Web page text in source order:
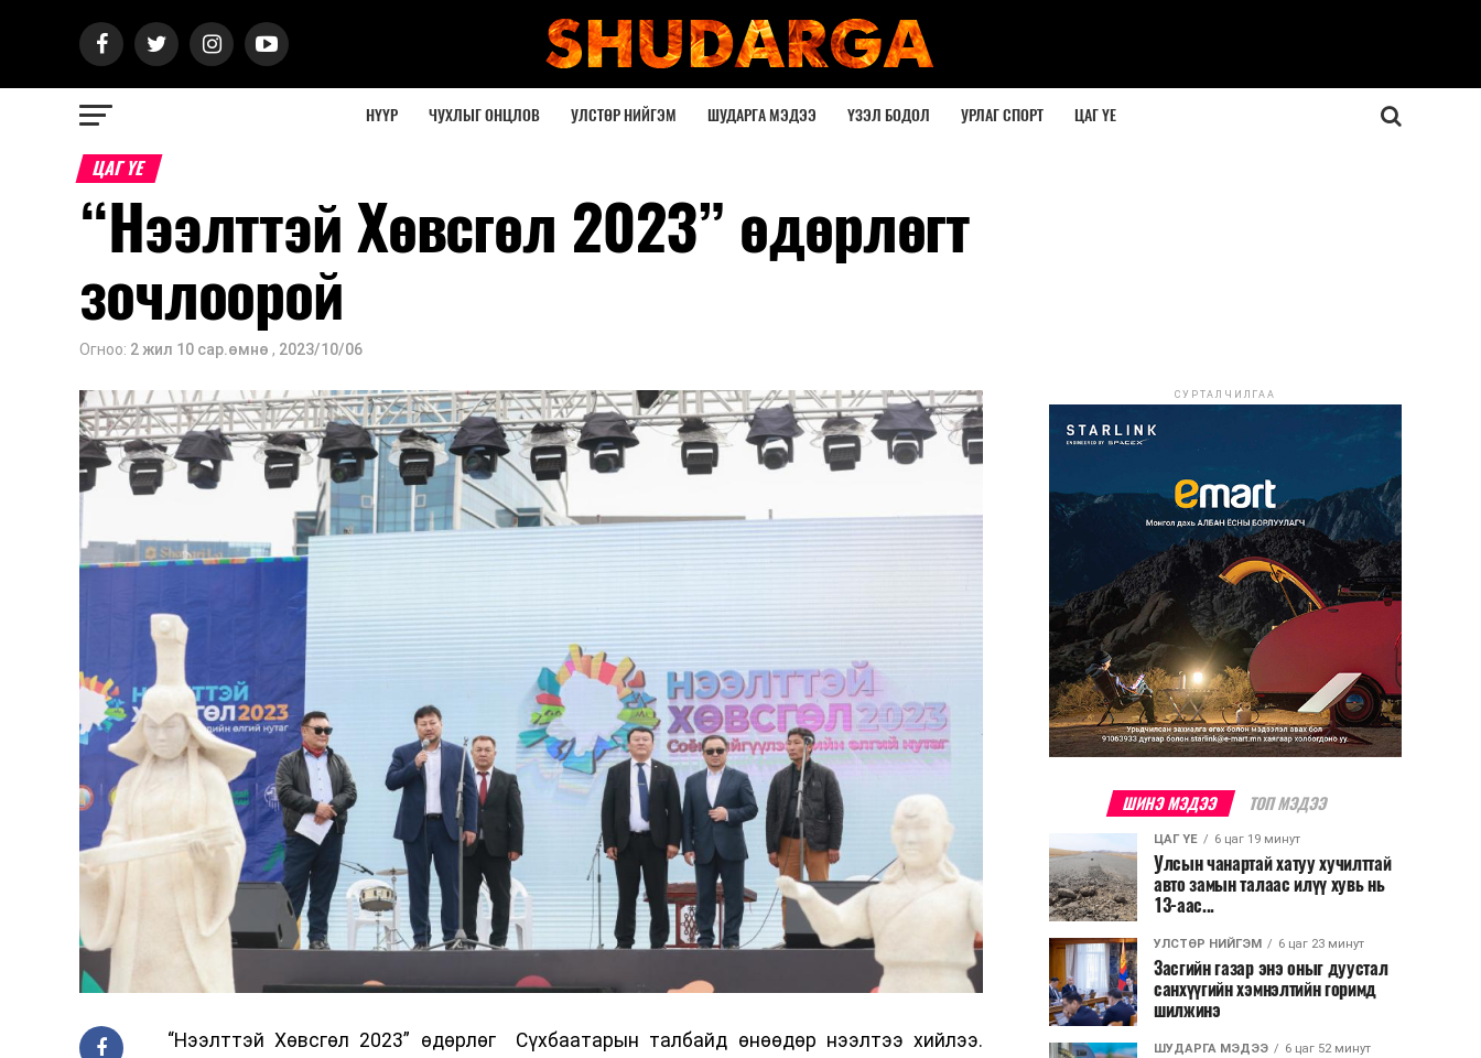
НҮҮР ЧУХЛЫГ ОНЦЛОВ УЛСТӨР НИЙГЭМ ШУДАРГА МЭДЭЭ ҮЗЭЛ БОДОЛ УРЛАГ СПОРТ ЦАГ ҮЕ
ЦАГ ҮЕ
“Нээлттэй Хөвсгөл 2023” өдөрлөгт
зочлоорой
Огноо: 2 жил 10 сар.өмнө , 2023/10/06
“Нээлттэй Хөвсгөл 2023” өдөрлөг Сүхбаатарын талбайд өнөөдөр нээлтээ хийлээ.
СУРТАЛЧИЛГАА
ШИНЭ МЭДЭЭ ТОП МЭДЭЭ
ЦАГ ҮЕ 6 цаг 19 минут
Улсын чанартай хатуу хучилттай
авто замын талаас илүү хувь нь
13-аас...
УЛСТӨР НИЙГЭМ 6 цаг 23 минут
Засгийн газар энэ оныг дуустал
санхүүгийн хэмнэлтийн горимд
шилжинэ
ШУДАРГА МЭДЭЭ 6 цаг 52 минут